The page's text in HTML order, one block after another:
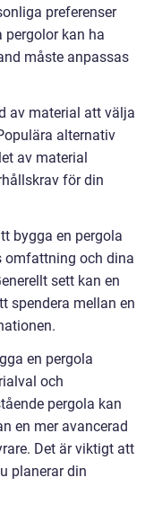
preferenser
kan ha
måste anpassas
av material att välja
alternativ
av material
för din
bygga en pergola
omfattning och dina
sett kan en
spendera mellan en
en pergola
och
pergola kan
en mer avancerad
Det är viktigt att
planerar din